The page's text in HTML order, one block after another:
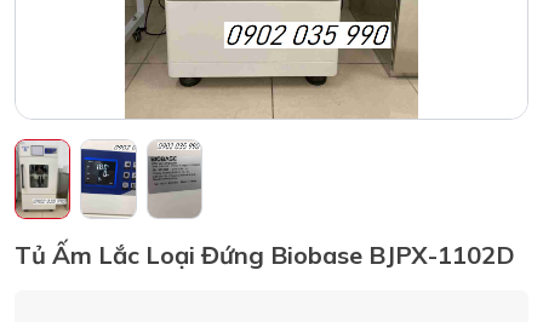
Tủ Ấm Lắc Loại Đứng Biobase BJPX-1102D